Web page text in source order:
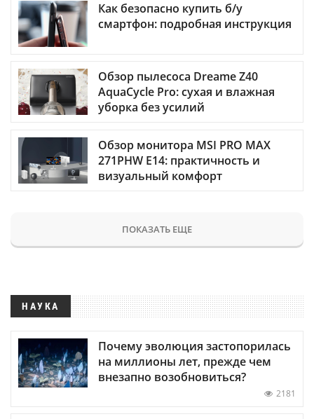
Как безопасно купить б/у
смартфон: подробная инструкция
Обзор пылесоса Dreame Z40
AquaCycle Pro: сухая и влажная
уборка без усилий
Обзор монитора MSI PRO MAX
271PHW E14: практичность и
визуальный комфорт
ПОКАЗАТЬ ЕЩЕ
НАУКА
Почему эволюция застопорилась
на миллионы лет, прежде чем
внезапно возобновиться?
2181